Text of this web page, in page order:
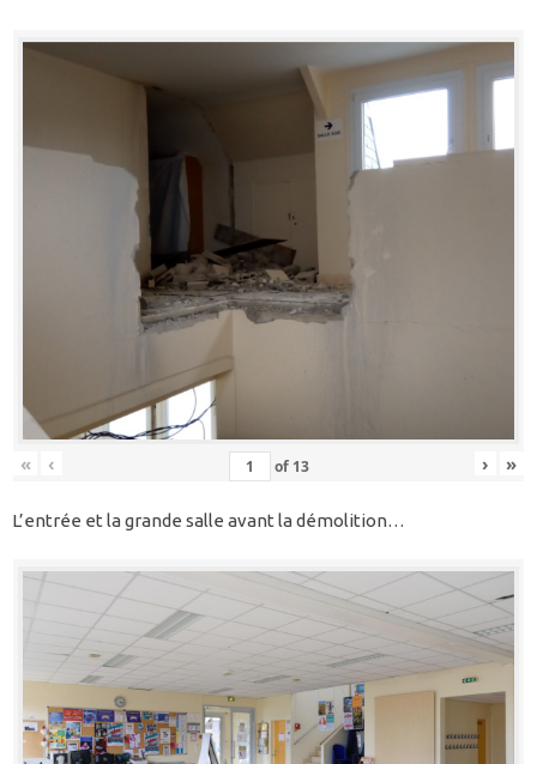
« ‹ of 13 › »
L’entrée et la grande salle avant la démolition…